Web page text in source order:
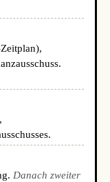
Danach zweiter